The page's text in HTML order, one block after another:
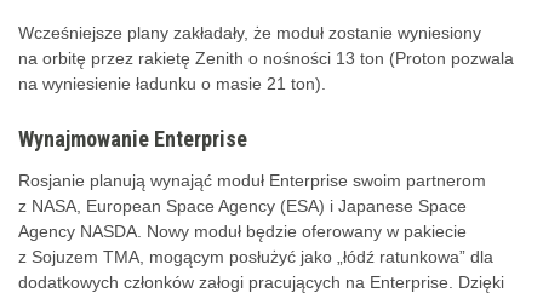
Wcześniejsze plany zakładały, że moduł zostanie wyniesiony
na orbitę przez rakietę Zenith o nośności 13 ton (Proton pozwala
na wyniesienie ładunku o masie 21 ton).
Wynajmowanie Enterprise
Rosjanie planują wynająć moduł Enterprise swoim partnerom
z NASA, European Space Agency (ESA) i Japanese Space
Agency NASDA. Nowy moduł będzie oferowany w pakiecie
z Sojuzem TMA, mogącym posłużyć jako „łódź ratunkowa” dla
dodatkowych członków załogi pracujących na Enterprise. Dzięki